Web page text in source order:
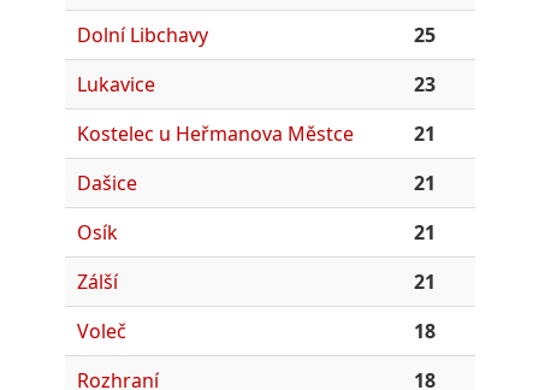
Dolní Libchavy
25
Lukavice
23
Kostelec u Heřmanova Městce
21
Dašice
21
Osík
21
Zálší
21
Voleč
18
Rozhraní
18